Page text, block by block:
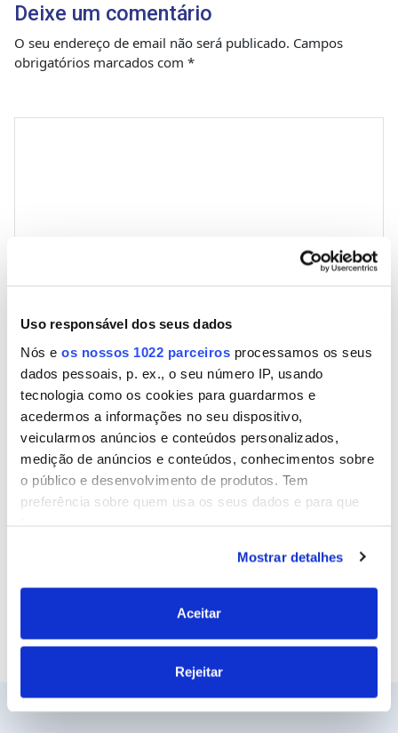
Uso responsável dos seus dados
Nós e os nossos 1022 parceiros processamos os seus
dados pessoais, p. ex., o seu número IP, usando
tecnologia como os cookies para guardarmos e
acedermos a informações no seu dispositivo,
veicularmos anúncios e conteúdos personalizados,
medição de anúncios e conteúdos, conhecimentos sobre
o público e desenvolvimento de produtos. Tem
preferência sobre quem usa os seus dados e para que
Se permitir, gostaríamos também de:
Recolher informações sobre a sua localização
geográfica as quais podem ter uma precisão de
ativa as características específicas (impressão
digital)
Mostrar detalhes
Aceitar
Rejeitar
Deixe um comentário
O seu endereço de email não será publicado. Campos
obrigatórios marcados com *
Nome
Email
Site